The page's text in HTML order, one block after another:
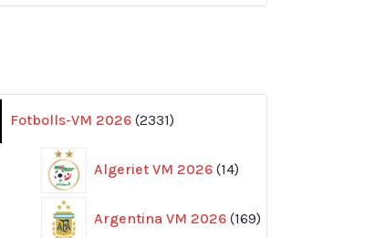
Fotbolls-VM 2026 2331
produkter
Algeriet VM 2026 14
produkter
Argentina VM 2026 169
produkter